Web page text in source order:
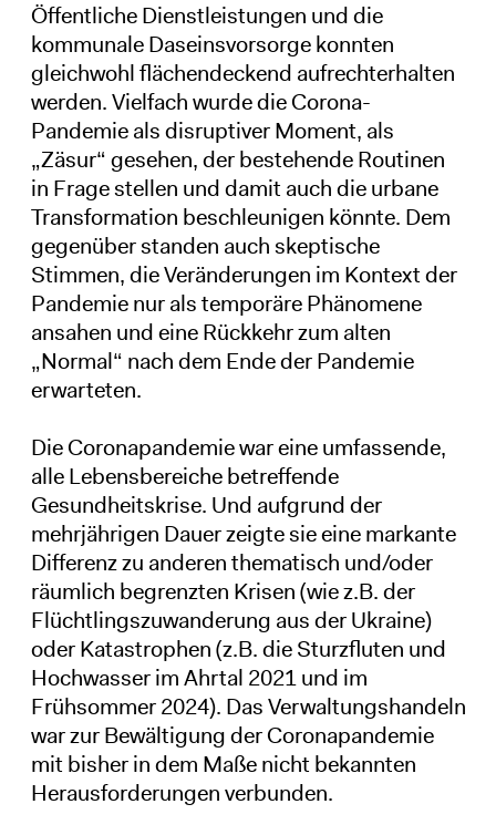
Öffentliche Dienstleistungen und die
kommunale Daseinsvorsorge konnten
gleichwohl flächendeckend aufrechterhalten
werden. Vielfach wurde die Corona-
Pandemie als disruptiver Moment, als
„Zäsur“ gesehen, der bestehende Routinen
in Frage stellen und damit auch die urbane
Transformation beschleunigen könnte. Dem
gegenüber standen auch skeptische
Stimmen, die Veränderungen im Kontext der
Pandemie nur als temporäre Phänomene
ansahen und eine Rückkehr zum alten
„Normal“ nach dem Ende der Pandemie
erwarteten.
Die Coronapandemie war eine umfassende,
alle Lebensbereiche betreffende
Gesundheitskrise. Und aufgrund der
mehrjährigen Dauer zeigte sie eine markante
Differenz zu anderen thematisch und/oder
räumlich begrenzten Krisen (wie z.B. der
Flüchtlingszuwanderung aus der Ukraine)
oder Katastrophen (z.B. die Sturzfluten und
Hochwasser im Ahrtal 2021 und im
Frühsommer 2024). Das Verwaltungshandeln
war zur Bewältigung der Coronapandemie
mit bisher in dem Maße nicht bekannten
Herausforderungen verbunden.